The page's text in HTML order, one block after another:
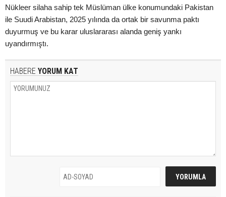
Nükleer silaha sahip tek Müslüman ülke konumundaki Pakistan
ile Suudi Arabistan, 2025 yılında da ortak bir savunma paktı
duyurmuş ve bu karar uluslararası alanda geniş yankı
uyandırmıştı.
HABERE YORUM KAT